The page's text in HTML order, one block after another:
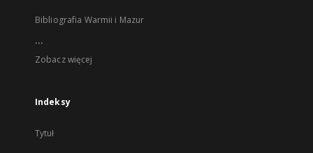
Bibliografia Warmii i Mazur
...
Zobacz więcej
Indeksy
Tytuł